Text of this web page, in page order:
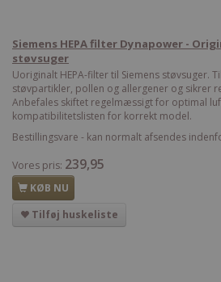
Siemens HEPA filter Dynapower -
støvsuger
Uoriginalt HEPA-filter til Siemens støvsuger.
støvpartikler, pollen og allergener og sikrer
Anbefales skiftet regelmæssigt for optimal
kompatibilitetslisten for korrekt model.
Bestillingsvare - kan normalt afsendes
Vores pris: 239,95
KØB NU
Tilføj huskeliste